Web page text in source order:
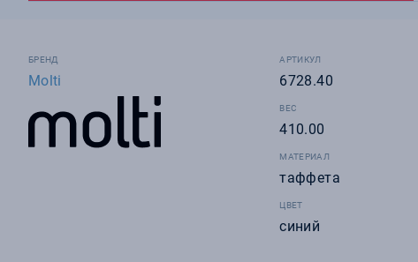
БРЕНД
Molti
АРТИКУЛ
6728.40
ВЕС
410.00
МАТЕРИАЛ
таффета
ЦВЕТ
синий